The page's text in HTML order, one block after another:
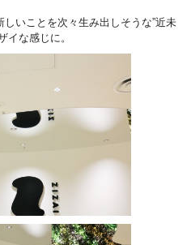
いことを次々生み出しそうな”近未
イな感じに。